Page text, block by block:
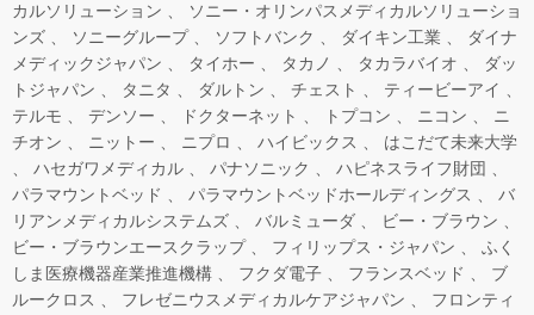
カルソリューション
ソニー・オリンパスメディカルソリューショ
ンズ
ソニーグループ ソフトバンク ダイキン工業
ダイナ
メディックジャパン
タイホー タカノ タカラバイオ
ダッ
トジャパン
タニタ ダルトン チェスト
ティービーアイ
テルモ
デンソー ドクターネット トプコン ニコン
ニ
チオン
ニットー ニプロ ハイビックス
はこだて未来大学
ハセガワメディカル
パナソニック
ハピネスライフ財団
パラマウントベッド
パラマウントベッドホールディングス
バ
リアンメディカルシステムズ
バルミューダ
ビー・ブラウン
ビー・ブラウンエースクラップ
フィリップス・ジャパン
ふく
しま医療機器産業推進機構
フクダ電子 フランスベッド
ブ
ルークロス
フレゼニウスメディカルケアジャパン
フロンティ